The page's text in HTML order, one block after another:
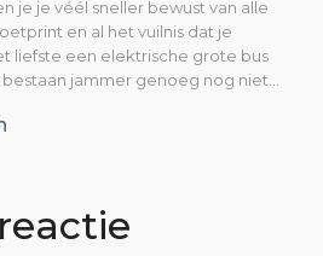
je je véél sneller bewust van alle
en al het vuilnis dat je
liefste een elektrische grote bus
jammer genoeg nog niet…